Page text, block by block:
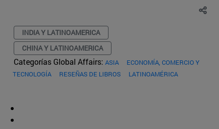
INDIA Y LATINOAMERICA
CHINA Y LATINOAMERICA
Categorías Global Affairs: ASIA
ECONOMÍA, COMERCIO Y
TECNOLOGÍA
RESEÑAS DE LIBROS LATINOAMÉRICA